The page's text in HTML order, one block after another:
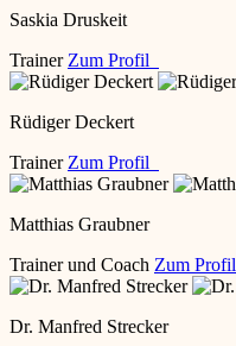
Saskia Druskeit
Trainer Zum Profil
Rüdiger Deckert
Trainer Zum Profil
Matthias Graubner
Trainer und Coach Zum Profil
Dr. Manfred Strecker